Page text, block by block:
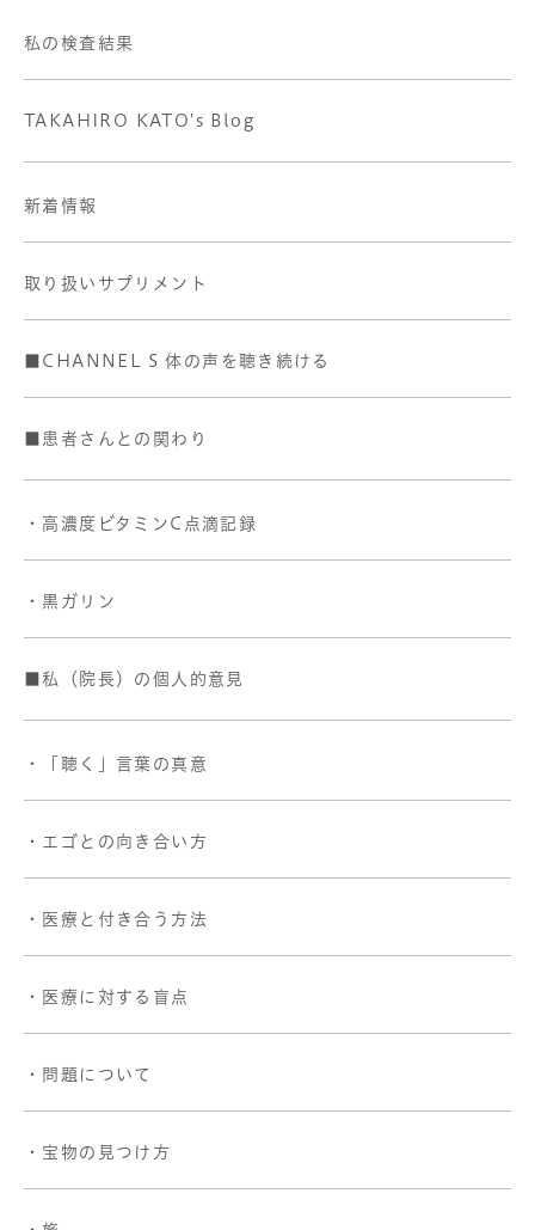
私の検査結果
TAKAHIRO KATO's Blog
新着情報
取り扱いサプリメント
■CHANNEL S 体の声を聴き続ける
■患者さんとの関わり
・高濃度ビタミンC点滴記録
・黒ガリン
■私（院長）の個人的意見
・「聴く」言葉の真意
・エゴとの向き合い方
・医療と付き合う方法
・医療に対する盲点
・問題について
・宝物の見つけ方